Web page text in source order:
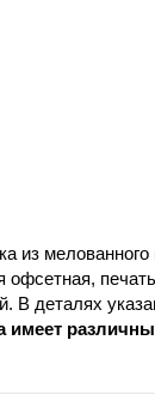
из мелованного
офсетная,
В деталях
имеет